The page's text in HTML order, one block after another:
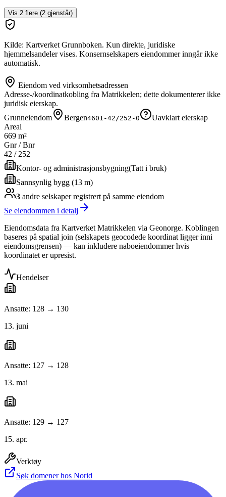
Vis 2 flere (2 gjenstår)
Kilde: Kartverket Grunnboken. Kun direkte, juridiske
hjemmelsandeler vises. Konsernselskapers eiendommer inngår ikke
automatisk.
Eiendom ved virksomhetsadressen
Adresse-/koordinatkobling fra Matrikkelen; dette dokumenterer ikke
juridisk eierskap.
Grunneiendom
Bergen4601-42/252-0
Uavklart eierskap
Areal
669 m²
Gnr / Bnr
42 /252
Kontor- og administrasjonsbygning(Tatt i bruk)
Sannsynlig bygg (13 m)
3 andre selskaperregistrert på samme eiendom
Se eiendommen i detalj
Eiendomsdata fra Kartverket Matrikkelen via Geonorge. Koblingen
baseres på spatial join (selskapets geocodede koordinat ligger inni
eiendomsgrensen) — kan inkludere naboeiendommer hvis
koordinatet er upresist.
Hendelser
Ansatte: 128 → 130
13. juni
Ansatte: 127 → 128
13. mai
Ansatte: 129 → 127
15. apr.
Verktøy
Søk domener hos Norid